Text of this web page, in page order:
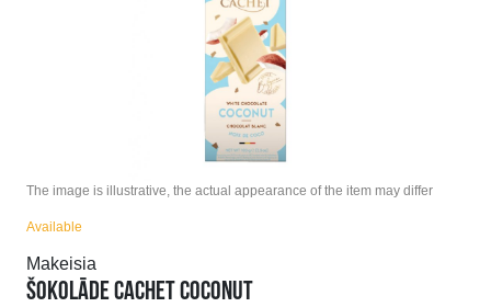
The image is illustrative, the actual appearance of the item may differ
Available
Makeisia
ŠOKOLĀDE CACHET COCONUT